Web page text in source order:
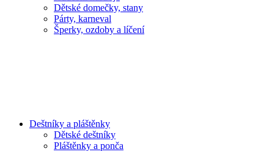
Dětské domečky, stany
Párty, karneval
Šperky, ozdoby a líčení
Deštníky a pláštěnky
Dětské deštníky
Pláštěnky a ponča